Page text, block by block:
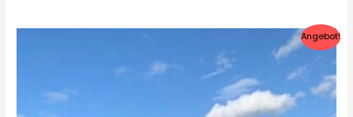
Angebot!